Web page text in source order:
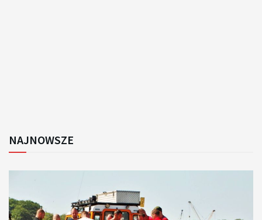
NAJNOWSZE